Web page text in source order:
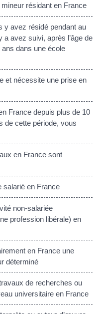
résidant en France
y avez résidé pendant au
avez suivi, après l’âge de
ans dans une école
et nécessite une prise en
France depuis plus de 10
de cette période, vous
en France sont
salarié en France
non-salariée
profession libérale) en
en France une
déterminé
de recherches ou
universitaire en France